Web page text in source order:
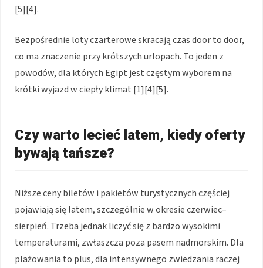
[5][4].
Bezpośrednie loty czarterowe skracają czas door to door,
co ma znaczenie przy krótszych urlopach. To jeden z
powodów, dla których Egipt jest częstym wyborem na
krótki wyjazd w ciepły klimat [1][4][5].
Czy warto lecieć latem, kiedy oferty
bywają tańsze?
Niższe ceny biletów i pakietów turystycznych częściej
pojawiają się latem, szczególnie w okresie czerwiec–
sierpień. Trzeba jednak liczyć się z bardzo wysokimi
temperaturami, zwłaszcza poza pasem nadmorskim. Dla
plażowania to plus, dla intensywnego zwiedzania raczej